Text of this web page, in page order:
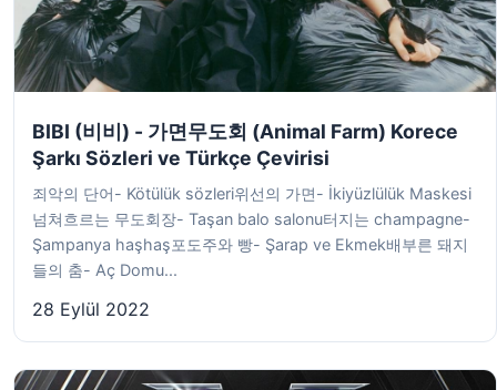
BIBI (비비) - 가면무도회 (Animal Farm) Korece
Şarkı Sözleri ve Türkçe Çevirisi
죄악의 단어- Kötülük sözleri위선의 가면- İkiyüzlülük Maskesi
넘쳐흐르는 무도회장- Taşan balo salonu터지는 champagne-
Şampanya haşhaş포도주와 빵- Şarap ve Ekmek배부른 돼지
들의 춤- Aç Domu...
28 Eylül 2022